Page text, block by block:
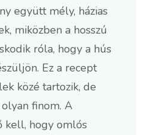
együtt mély, házias
miközben a hosszú
róla, hogy a hús
Ez a recept
közé tartozik, de
finom. A
kell, hogy omlós